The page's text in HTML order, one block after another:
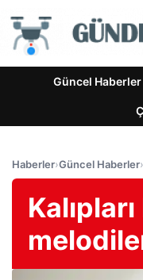
Güncel Haberler
Haberler›Güncel Haberler›